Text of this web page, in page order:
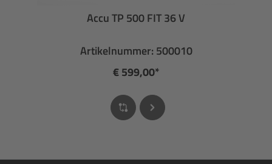
Accu TP 500 FIT 36 V
Artikelnummer: 500010
€ 599,00*